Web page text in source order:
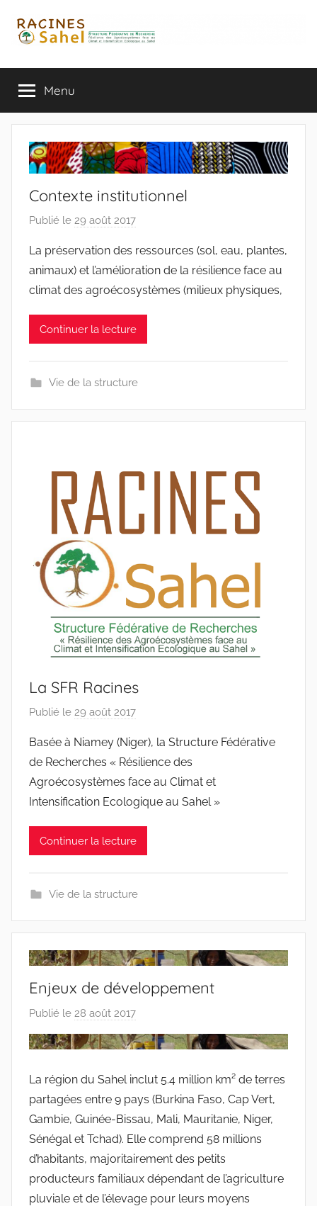
contenu
Menu
Contexte institutionnel
Publié le 29 août 2017
r
r
a
c
i
s
w
La préservation des ressources (sol, eau, plantes,
animaux) et l’amélioration de la résilience face au
climat des agroécosystèmes (milieux physiques,
Continuer la lecture
Vie de la structure
La SFR Racines
Publié le 29 août 2017
r
r
a
c
n
e
-
p
Basée à Niamey (Niger), la Structure Fédérative
de Recherches « Résilience des
Agroécosystèmes face au Climat et
Intensification Ecologique au Sahel »
Continuer la lecture
Vie de la structure
Enjeux de développement
Publié le 28 août 2017
a
r
a
c
i
n
e
s
-
La région du Sahel inclut 5.4 million km² de terres
partagées entre 9 pays (Burkina Faso, Cap Vert,
Gambie, Guinée-Bissau, Mali, Mauritanie, Niger,
Sénégal et Tchad). Elle comprend 58 millions
d’habitants, majoritairement des petits
producteurs familiaux dépendant de l’agriculture
pluviale et de l’élevage pour leurs moyens